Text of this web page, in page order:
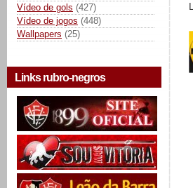
Vídeo de gols (427)
Vídeo de jogos (448)
Wallpapers (25)
Links rubro-negros